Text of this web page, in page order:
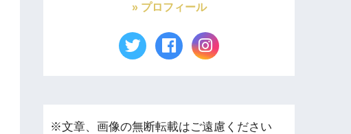
» プロフィール
※文章、画像の無断転載はご遠慮ください